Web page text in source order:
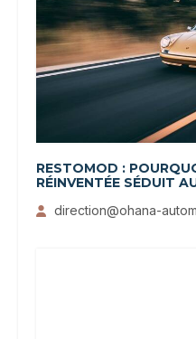
RESTOMOD :
RÉINVENTÉE SÉDUIT
direction@ohana-